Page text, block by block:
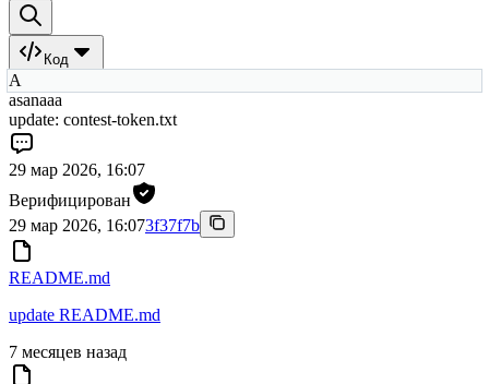
Код
A
asanaaa
update: contest-token.txt
29 мар 2026, 16:07
Верифицирован
29 мар 2026, 16:073f37f7b
README.md
update README.md
7 месяцев назад